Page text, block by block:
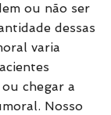
ou não ser
dessas
varia
chegar a
Nosso